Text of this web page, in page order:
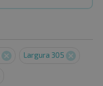
Largura 305